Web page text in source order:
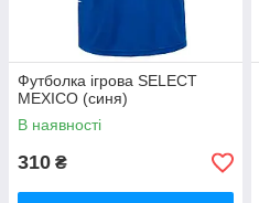
Футболка ігрова SELECT
MEXICO (синя)
В наявності
310 ₴